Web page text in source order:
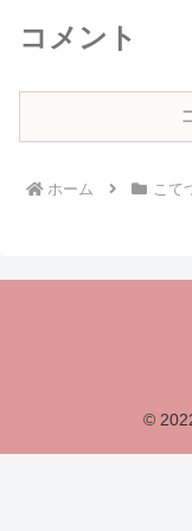
コメント
ホーム こて
©